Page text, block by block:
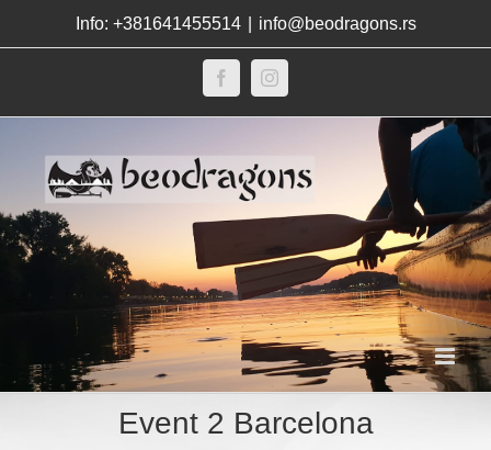
to
Info: +381641455514 info@beodragons.rs
FacebookInstagram
Event 2 Barcelona